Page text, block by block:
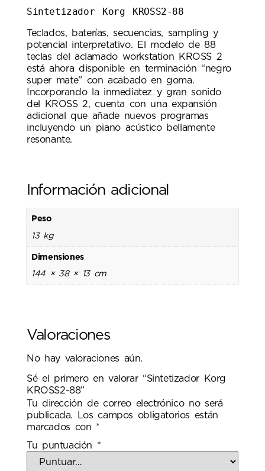
Sintetizador Korg KROSS2-88
Teclados, baterías, secuencias, sampling y
potencial interpretativo. El modelo de 88
teclas del aclamado workstation KROSS 2
está ahora disponible en terminación “negro
super mate” con acabado en goma.
Incorporando la inmediatez y gran sonido
del KROSS 2, cuenta con una expansión
adicional que añade nuevos programas
incluyendo un piano acústico bellamente
resonante.
Información adicional
Peso
13 kg
Dimensiones
144 × 38 × 13 cm
Valoraciones
No hay valoraciones aún.
Sé el primero en valorar “Sintetizador Korg
KROSS2-88”
Tu dirección de correo electrónico no será
publicada.
Los campos obligatorios están
marcados con *
Tu puntuación *